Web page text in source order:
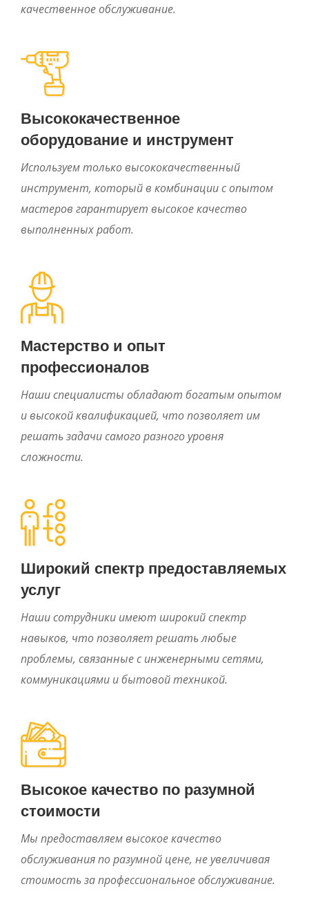
качественное обслуживание.
Высококачественное
оборудование и инструмент
Используем только высококачественный
инструмент, который в комбинации с опытом
мастеров гарантирует высокое качество
выполненных работ.
Мастерство и опыт
профессионалов
Наши специалисты обладают богатым опытом
и высокой квалификацией, что позволяет им
решать задачи самого разного уровня
сложности.
Широкий спектр предоставляемых
услуг
Наши сотрудники имеют широкий спектр
навыков, что позволяет решать любые
проблемы, связанные с инженерными сетями,
коммуникациями и бытовой техникой.
Высокое качество по разумной
стоимости
Мы предоставляем высокое качество
обслуживания по разумной цене, не увеличивая
стоимость за профессиональное обслуживание.